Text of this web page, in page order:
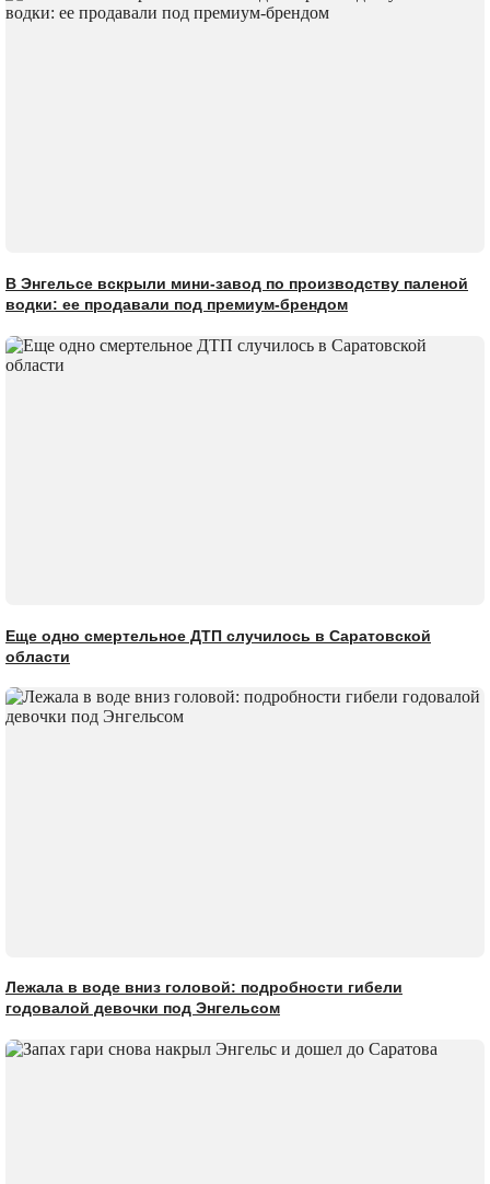
В Энгельсе вскрыли мини-завод по производству паленой
водки: ее продавали под премиум-брендом
Еще одно смертельное ДТП случилось в Саратовской
области
Лежала в воде вниз головой: подробности гибели
годовалой девочки под Энгельсом